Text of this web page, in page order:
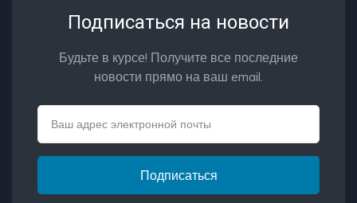
Подписаться на новости
Будьте в курсе! Получите все последние
новости прямо на ваш email.
Подписаться